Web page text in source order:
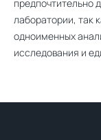
предпочтительно
лаборатории, так
одноименных
исследования и